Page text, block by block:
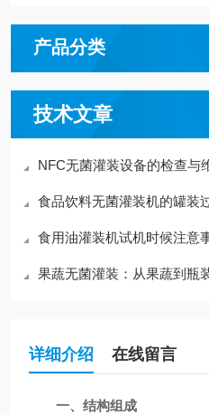
产品分类
技术文章
NFC无菌灌装设备的检查与
食品饮料无菌灌装机的罐装
食用油灌装机试机时候注意
果蔬无菌灌装：从果蔬到瓶
详细介绍 在线留言
一、结构组成